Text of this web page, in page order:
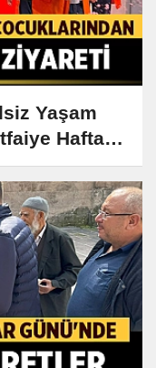
Yaşam
Haftası